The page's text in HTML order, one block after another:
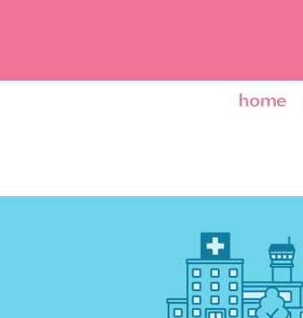
home